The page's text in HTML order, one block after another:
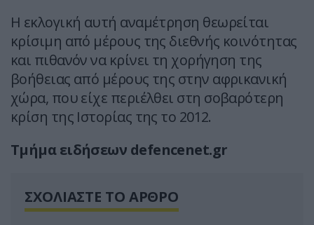
Η εκλογική αυτή αναμέτρηση θεωρείται
κρίσιμη από μέρους της διεθνής κοινότητας
και πιθανόν να κρίνει τη χορήγηση της
βοήθειας από μέρους της στην αφρικανική
χώρα, που είχε περιέλθει στη σοβαρότερη
κρίση της Ιστορίας της το 2012.
Τμήμα ειδήσεων defencenet.gr
ΣΧΟΛΙΑΣΤΕ ΤΟ ΑΡΘΡΟ